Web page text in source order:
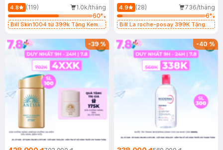
50ml
4.8 (119)
1.0k/tháng
60%
Bill Skin1004 từ 399k Tặng Kem
SPF 50+ 20ml (SL Có Hạn)
Kiềm Dầu 50ml
4.9 (28)
736/tháng
6%
Bill La roche-posay 399K Tặng
(SL có hạn)
-39% -40%